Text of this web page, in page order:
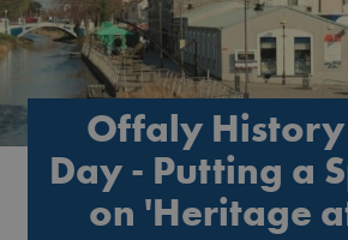
Offaly
Day - Putting a
on 'Heritage